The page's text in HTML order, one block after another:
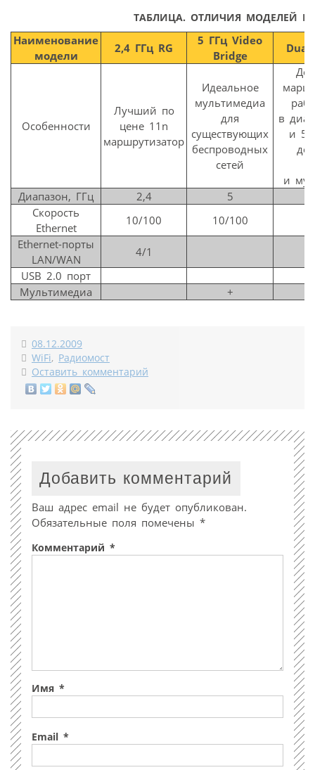
ТАБЛИЦА. ОТЛИЧИЯ МОДЕЛЕЙ
Наименование
модели
2,4 ГГц RG
5 ГГц Video
Bridge
Dual
Особенности
Лучший по
цене 11n
маршрутизатор
Идеальное
мультимедиа
для
существующих
беспроводных
сетей
в
и 5
и
Диапазон, ГГц
2,4 5
Скорость
Ethernet
10/100 10/100
Ethernet-порты
LAN/WAN
4/1
USB 2.0 порт
Мультимедиа
+
08.12.2009
WiFi, Радиомост
Оставить комментарий
Добавить комментарий
Ваш адрес email не будет опубликован.
Обязательные поля помечены *
Комментарий *
Имя *
Email *